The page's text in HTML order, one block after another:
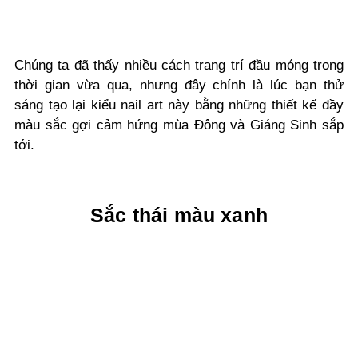
Chúng ta đã thấy nhiều cách trang trí đầu móng trong
thời gian vừa qua, nhưng đây chính là lúc bạn thử
sáng tạo lại kiểu nail art này bằng những thiết kế đầy
màu sắc gợi cảm hứng mùa Đông và Giáng Sinh sắp
tới.
Sắc thái màu xanh